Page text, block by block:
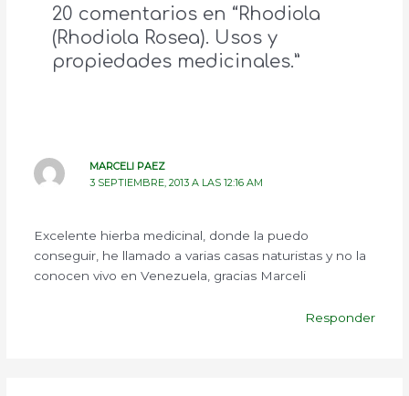
20 comentarios en “Rhodiola
(Rhodiola Rosea). Usos y
propiedades medicinales.”
MARCELI PAEZ
3 SEPTIEMBRE, 2013 A LAS 12:16 AM
Excelente hierba medicinal, donde la puedo
conseguir, he llamado a varias casas naturistas y no la
conocen vivo en Venezuela, gracias Marceli
Responder